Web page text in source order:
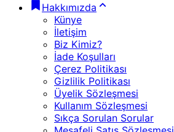
Hakkımızda
Künye
İletişim
Biz Kimiz?
İade Koşulları
Çerez Politikası
Gizlilik Politikası
Üyelik Sözleşmesi
Kullanım Sözleşmesi
Sıkça Sorulan Sorular